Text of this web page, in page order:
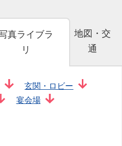
真ライブラ
リ
地図・交
通
玄関・ロビー
宴会場